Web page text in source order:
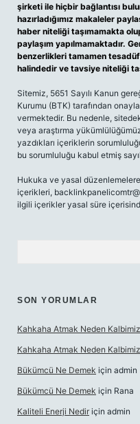
şirketi ile hiçbir bağlantısı
hazırladığımız makaleler
haber niteliği taşımamakta
paylaşım yapılmamaktadır.
benzerlikleri tamamen
halindedir ve tavsiye niteliği
Sitemiz, 5651 Sayılı Kanun
Kurumu (BTK) tarafından
vermektedir. Bu nedenle,
veya araştırma
yazdıkları içeriklerin
bu sorumluluğu kabul etmiş
Hukuka ve yasal
içerikleri,
ilgili içerikler yasal süre
SON YORUMLAR
Kahkaha Atmak Neden
Kahkaha Atmak Neden
Bükümcü Ne Demek için admin
Bükümcü Ne Demek için Rana
Kaliteli Enerji Nedir için admin